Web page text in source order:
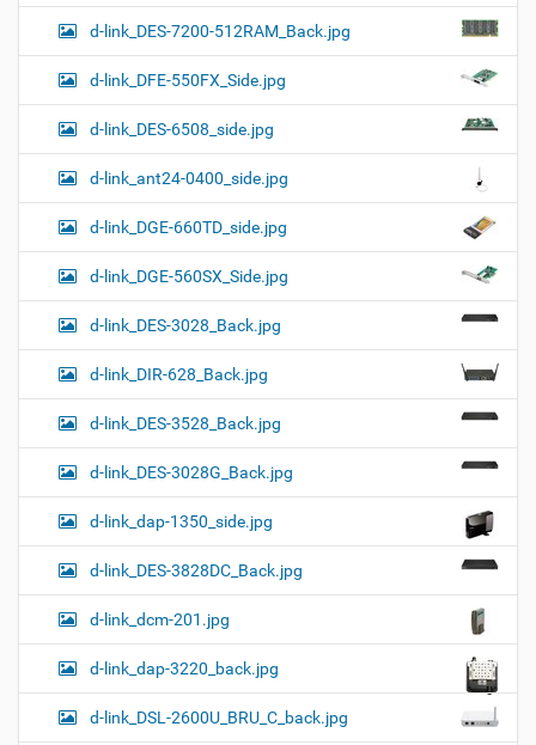
d-link_DES-7200-512RAM_Back.jpg
d-link_DFE-550FX_Side.jpg
d-link_DES-6508_side.jpg
d-link_ant24-0400_side.jpg
d-link_DGE-660TD_side.jpg
d-link_DGE-560SX_Side.jpg
d-link_DES-3028_Back.jpg
d-link_DIR-628_Back.jpg
d-link_DES-3528_Back.jpg
d-link_DES-3028G_Back.jpg
d-link_dap-1350_side.jpg
d-link_DES-3828DC_Back.jpg
d-link_dcm-201.jpg
d-link_dap-3220_back.jpg
d-link_DSL-2600U_BRU_C_back.jpg